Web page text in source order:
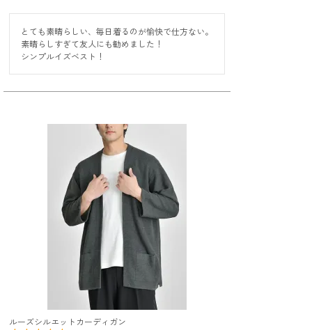
とても素晴らしい、毎日着るのが愉快で仕方ない。
素晴らしすぎて友人にも勧めました！
シンプルイズベスト！
ルーズシルエットカーディガン